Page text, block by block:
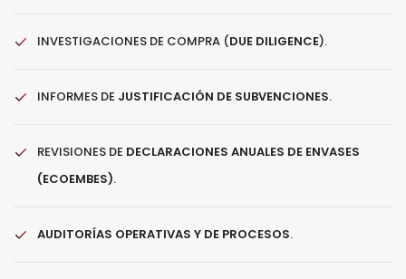
INVESTIGACIONES DE COMPRA (DUE DILIGENCE).
INFORMES DE JUSTIFICACIÓN DE SUBVENCIONES.
REVISIONES DE DECLARACIONES ANUALES DE ENVASES
(ECOEMBES).
AUDITORÍAS OPERATIVAS Y DE PROCESOS.